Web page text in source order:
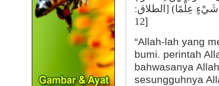
عِلْمًا) [الطلاق:
12]
“Allah-lah yang
bumi. perintah
bahwasanya
sesungguhnya